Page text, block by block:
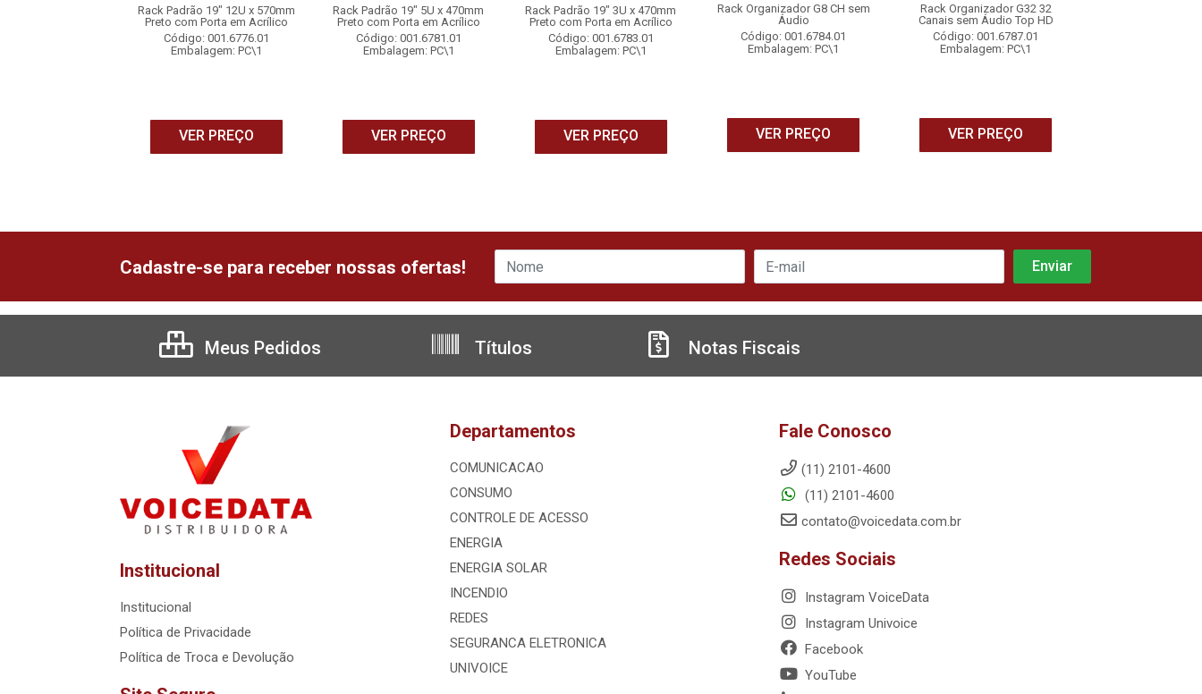
Rack Padrão 19" 12U x 570mm
Preto com Porta em Acrílico
Código: 001.6776.01
Embalagem: PC\1
VER PREÇO
Rack Padrão 19" 5U x 470mm
Preto com Porta em Acrílico
Código: 001.6781.01
Embalagem: PC\1
VER PREÇO
Rack Padrão 19" 3U x 470mm
Preto com Porta em Acrílico
Código: 001.6783.01
Embalagem: PC\1
VER PREÇO
Rack Organizador G8 CH sem
Áudio
Código: 001.6784.01
Embalagem: PC\1
VER PREÇO
Rack Organizador G32 32
Canais sem Áudio Top HD
Código: 001.6787.01
Embalagem: PC\1
VER PREÇO
Cadastre-se para receber nossas ofertas!
Meus Pedidos Títulos Notas Fiscais
Institucional
Institucional
Política de Privacidade
Política de Troca e Devolução
Departamentos
COMUNICACAO
CONSUMO
CONTROLE DE ACESSO
ENERGIA
ENERGIA SOLAR
INCENDIO
REDES
SEGURANCA ELETRONICA
UNIVOICE
Fale Conosco
(11) 2101-4600
(11) 2101-4600
contato@voicedata.com.br
Redes Sociais
Instagram VoiceData
Instagram Univoice
Facebook
YouTube